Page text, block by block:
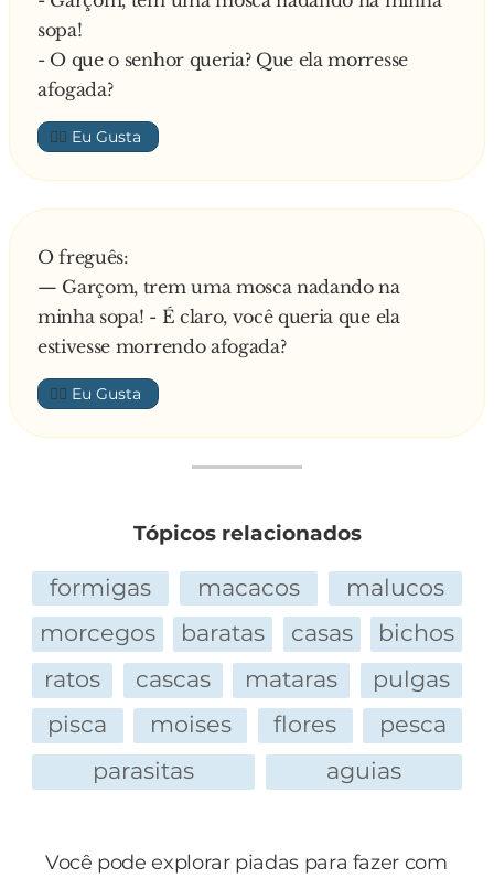
Ela responde:
- Não resolveu nada! Os mosquitos voltaram
com lanternas!
sopa!
- O que o senhor queria? Que ela morresse
afogada?
👍🏼
O freguês:
— Garçom, trem uma mosca nadando na
minha sopa! - É claro, você queria que ela
estivesse morrendo afogada?
👍🏼
Tópicos relacionados
formigas macacos
malucos
morcegos
baratas casas
bichos
ratos
cascas mataras
pulgas
pisca
moises flores
pesca
parasitas
aguias
Você pode explorar piadas para fazer com